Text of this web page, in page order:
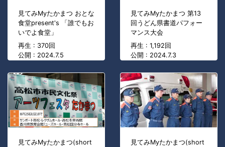
見てみMyたかまつ おとな
食堂present's 「誰でもお
いでよ食堂」
再生 : 370回
公開 : 2024.7.5
見てみMyたかまつ 第13
回うどん県書道パフォー
マンス大会
再生 : 1,192回
公開 : 2024.7.3
見てみMyたかまつ(short
見てみMyたかまつ(short